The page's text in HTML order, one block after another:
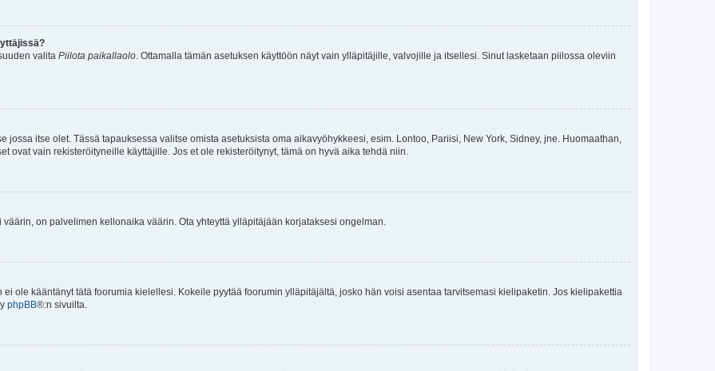
valita Piilota paikallaolo . Ottamalla tämän asetuksen käyttöön näyt vain ylläpitäjille, valvojille ja itsellesi. Sinut lasketaan piilossa oleviin
itse olet. Tässä tapauksessa valitse omista asetuksista oma aikavyöhykkeesi, esim. Lontoo, Pariisi, New York, Sidney, jne. Huomaathan,
ovat vain rekisteröityneille käyttäjille. Jos et ole rekisteröitynyt, tämä on hyvä aika tehdä niin.
on palvelimen kellonaika väärin. Ota yhteyttä ylläpitäjään korjataksesi ongelman.
ole kääntänyt tätä foorumia kielellesi. Kokeile pyytää foorumin ylläpitäjältä, josko hän voisi asentaa tarvitsemasi kielipaketin. Jos kielipakettia
phpBB®:n sivuilta.